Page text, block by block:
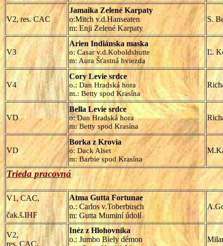
V2, res. CAC
Jamaika Zelené Karpaty
o:Mitch v.d.Hanseaten
m: Enji Zelené Karpaty
S.
V3
Arien Indiánska maska
o: Casar v.d.Koboldshutte
m: Aura Šťastná hviezda
Ľ.
V4
Cory Levie srdce
o.: Dan Hradská hora
m.: Betty spod Krasína
VD
Bella Levie srdce
o: Dan Hradská hora
m: Betty spod Krasína
VD
Borka z Krovia
o: Dack Alset
m: Barbie spod Krasína
Trieda pracovná
V1, CAC,
čak.š.IHF
Atma Gutta Fortunae
o.: Carlos v.Toberbusch
m: Gutta Muminí údolí
V2,
res. CAC,
Inéz z Hlohovníka
o.: Jumbo Biely démon